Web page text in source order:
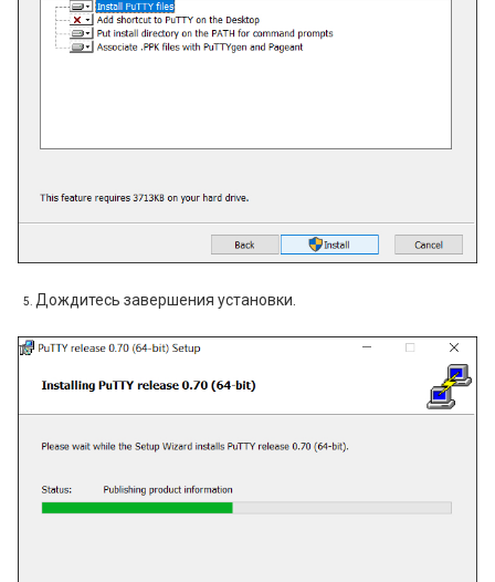
Дождитесь завершения установки.